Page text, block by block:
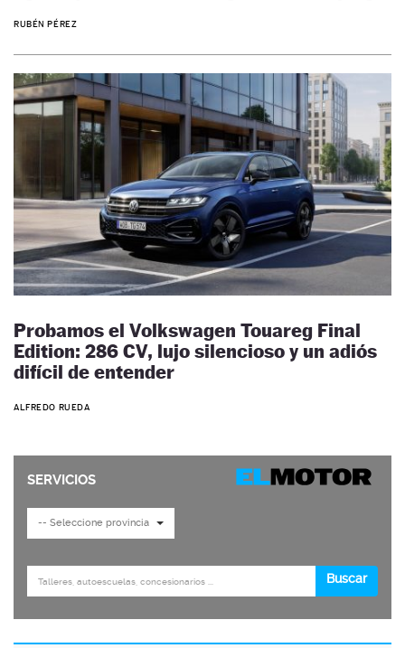
RUBÉN PÉREZ
Probamos el Volkswagen Touareg Final
Edition: 286 CV, lujo silencioso y un adiós
difícil de entender
ALFREDO RUEDA